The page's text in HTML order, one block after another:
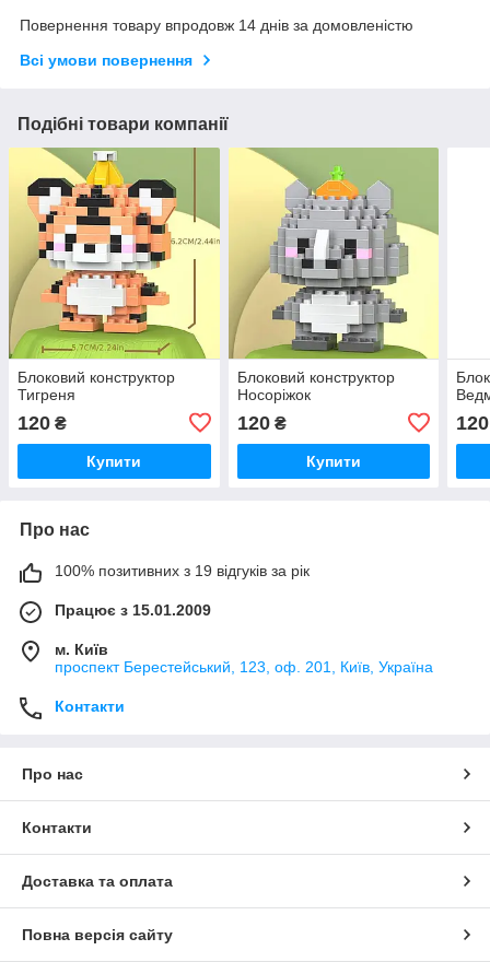
Повернення товару впродовж 14 днів за домовленістю
Всі умови повернення
Подібні товари компанії
Блоковий конструктор
Тигреня
120 ₴
Купити
Блоковий конструктор
Носоріжок
120₴
Купити
120
Про нас
100% позитивних з 19 відгуків за рік
Працює з 15.01.2009
м. Київ
проспект Берестейський, 123, оф. 201, Київ, Україна
Контакти
Про нас
Контакти
Доставка та оплата
Повна версія сайту